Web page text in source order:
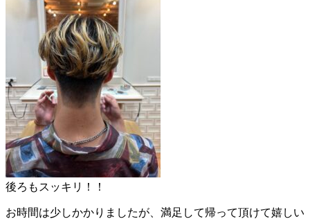
後ろもスッキリ！！
お時間は少しかかりましたが、満足して帰って頂けて嬉しい